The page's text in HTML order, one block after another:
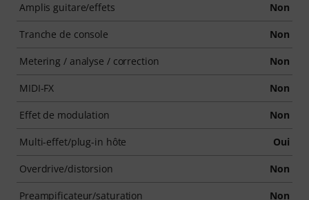
Amplis guitare/effets Non
Tranche de console Non
Metering / analyse / correction Non
MIDI-FX Non
Effet de modulation Non
Multi-effet/plug-in hôte Oui
Overdrive/distorsion Non
Preampificateur/saturation Non